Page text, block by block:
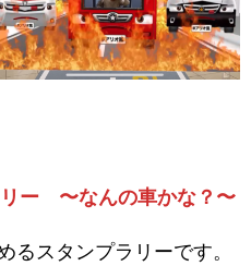
ー 〜なんの車かな？〜
るスタンプラリーです。